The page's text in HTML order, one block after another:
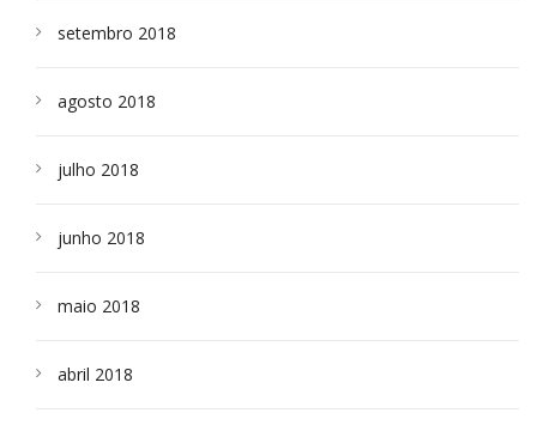
setembro 2018
agosto 2018
julho 2018
junho 2018
maio 2018
abril 2018